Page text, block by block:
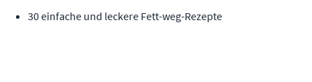
30 einfache und leckere Fett-weg-Rezepte